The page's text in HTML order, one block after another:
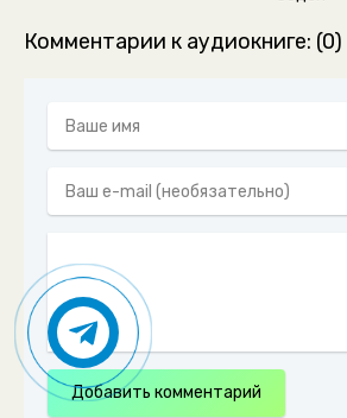
Комментарии к аудиокниге: (0)
Добавить комментарий